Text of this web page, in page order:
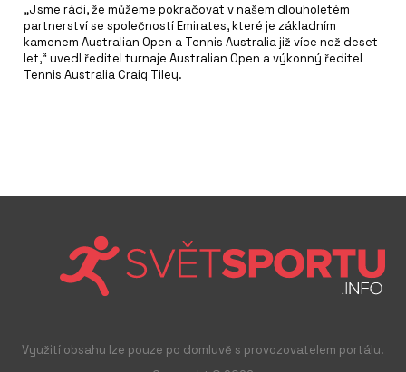
„Jsme rádi, že můžeme pokračovat v našem dlouholetém
partnerství se společností Emirates, které je základním
kamenem Australian Open a Tennis Australia již více než deset
let,“ uvedl ředitel turnaje Australian Open a výkonný ředitel
Tennis Australia Craig Tiley.
Využití obsahu lze pouze po domluvě s provozovatelem portálu.